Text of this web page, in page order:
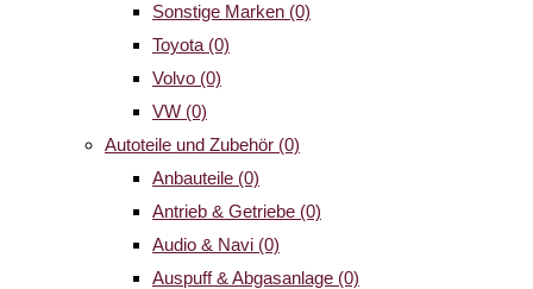
Sonstige Marken (0)
Toyota (0)
Volvo (0)
VW (0)
Autoteile und Zubehör (0)
Anbauteile (0)
Antrieb & Getriebe (0)
Audio & Navi (0)
Auspuff & Abgasanlage (0)